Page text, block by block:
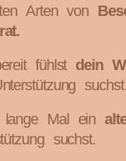
Arten von
fühlst dein
suchst.
lange Mal ein
suchst.